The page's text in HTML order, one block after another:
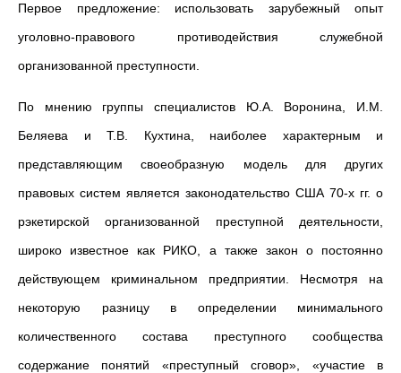
Первое предложение: использовать зарубежный опыт
уголовно-правового противодействия служебной
организованной преступности.
По мнению группы специалистов Ю.А. Воронина, И.М.
Беляева и Т.В. Кухтина, наиболее характерным и
представляющим своеобразную модель для других
правовых систем является законодательство США 70-х гг. о
рэкетирской организованной преступной деятельности,
широко известное как РИКО, а также закон о постоянно
действующем криминальном предприятии. Несмотря на
некоторую разницу в определении минимального
количественного состава преступного сообщества
содержание понятий «преступный сговор», «участие в